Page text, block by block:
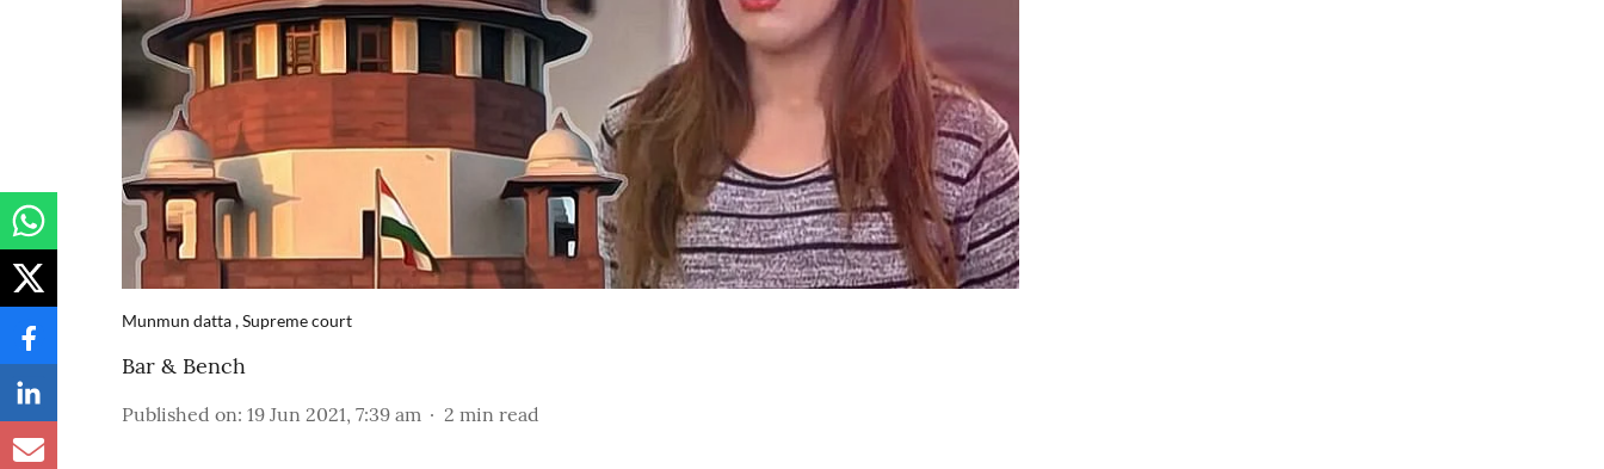
Munmun datta , Supreme court
Bar & Bench
Published on: 19 Jun 2021, 7:39 am 2 min read